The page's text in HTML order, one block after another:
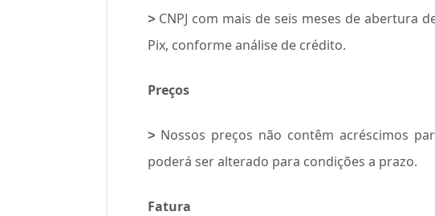
> CNPJ com mais de seis meses de
Pix, conforme análise de crédito.
Preços
> Nossos preços não contêm acréscimos
poderá ser alterado para condições a prazo.
Fatura